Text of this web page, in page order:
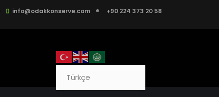
info@odakkonserve.com +90 224 373 20 58